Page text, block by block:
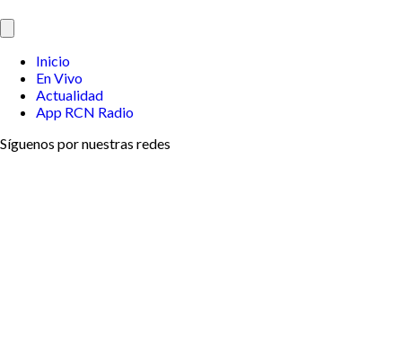
Inicio
En Vivo
Actualidad
App RCN Radio
Síguenos por nuestras redes